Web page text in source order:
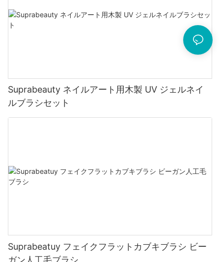
Suprabeauty ネイルアート用木製 UV ジェルネイ
ルブラシセット
Suprabeatuy フェイクフラットカブキブラシ ビー
ガン人工毛ブラシ